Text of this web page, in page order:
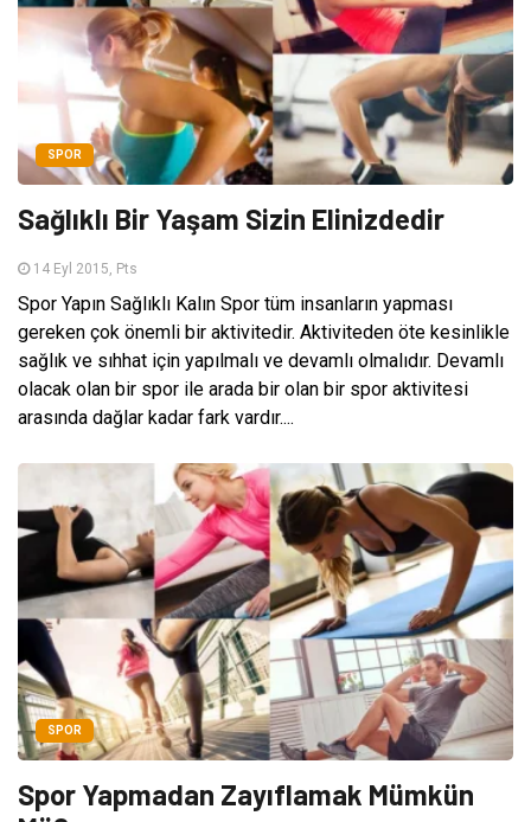
SPOR
Sağlıklı Bir Yaşam Sizin Elinizdedir
14 Eyl 2015, Pts
Spor Yapın Sağlıklı Kalın Spor tüm insanların yapması
gereken çok önemli bir aktivitedir. Aktiviteden öte kesinlikle
sağlık ve sıhhat için yapılmalı ve devamlı olmalıdır. Devamlı
olacak olan bir spor ile arada bir olan bir spor aktivitesi
arasında dağlar kadar fark vardır....
SPOR
Spor Yapmadan Zayıflamak Mümkün